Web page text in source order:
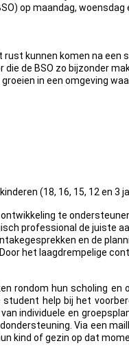
op maandag, woensdag
kunnen komen na een
de BSO zo bijzonder
in een omgeving
(18, 16, 15, 12 en 3
te
professional de juiste
en de
het laagdrempelige
rondom hun scholing en
help bij het
individuele en
Via een
kind of gezin op dat